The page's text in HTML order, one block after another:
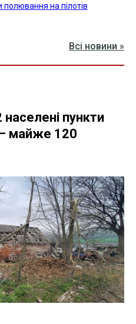
на пілотів
Всі новини »
пункти
майже 120